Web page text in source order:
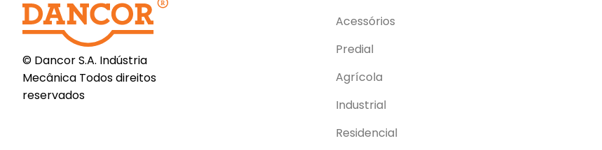
© Dancor S.A. Indústria
Mecânica Todos direitos
reservados
Acessórios
Predial
Agrícola
Industrial
Residencial